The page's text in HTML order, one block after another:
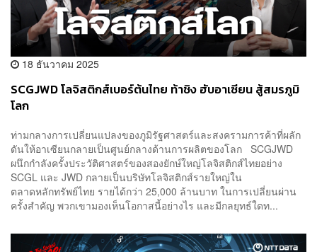
18 ธันวาคม 2025
SCGJWD โลจิสติกส์เบอร์ต้นไทย ท้าชิง ฮับอาเซียน สู้สมรภูมิ
โลก
ท่ามกลางการเปลี่ยนแปลงของภูมิรัฐศาสตร์และสงครามการค้าที่ผลัก
ดันให้อาเซียนกลายเป็นศูนย์กลางด้านการผลิตของโลก SCGJWD
ผนึกกำลังครั้งประวัติศาสตร์ของสองยักษ์ใหญ่โลจิสติกส์ไทยอย่าง
SCGL และ JWD กลายเป็นบริษัทโลจิสติกส์รายใหญ่ใน
ตลาดหลักทรัพย์ไทย รายได้กว่า 25,000 ล้านบาท ในการเปลี่ยนผ่าน
ครั้งสำคัญ พวกเขามองเห็นโอกาสนี้อย่างไร และมีกลยุทธ์ใดท...